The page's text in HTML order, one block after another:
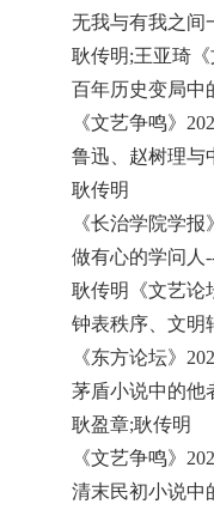
无我与有我之间
耿传明;王亚琦
百年历史变局中
《文艺争鸣》
鲁迅、赵树理与
耿传明
《长治学院学报》
做有心的学问人
耿传明《文艺论
钟表秩序、文明
《东方论坛》
茅盾小说中的他
耿盈章;耿传明
《文艺争鸣》
清末民初小说中